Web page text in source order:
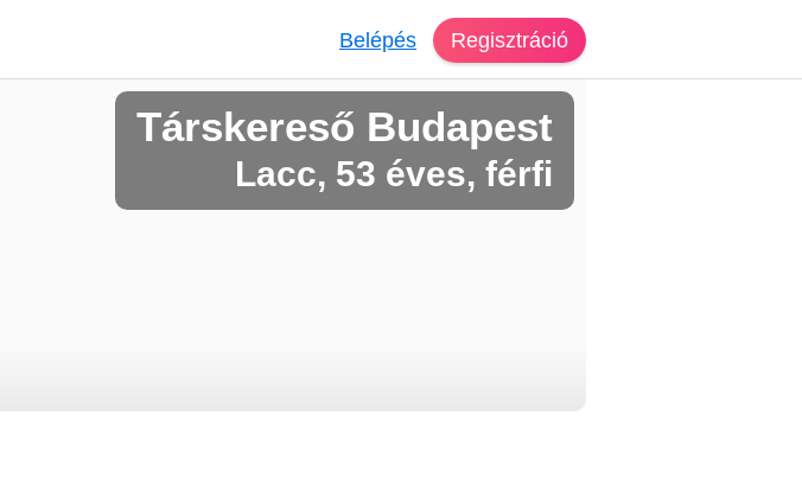
Belépés Regisztráció
Társkereső Budapest
Lacc, 53 éves, férfi